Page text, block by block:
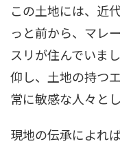
この土地には、近
っと前から、マレ
スリが住んでいま
仰し、土地の持つ
常に敏感な人々と
現地の伝承によれ